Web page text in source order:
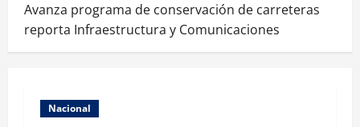
Avanza programa de conservación de carreteras
reporta Infraestructura y Comunicaciones
Nacional